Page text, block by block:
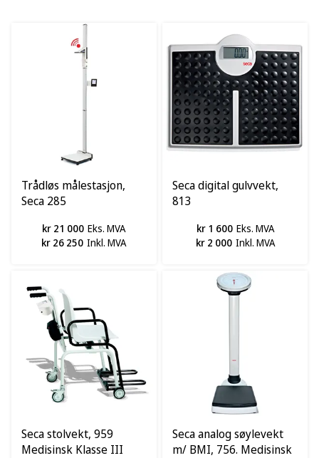
Trådløs målestasjon,
Seca 285
kr 21 000 Eks. MVA
kr 26 250 Inkl. MVA
Seca digital gulvvekt,
813
kr 1 600 Eks. MVA
kr 2 000 Inkl. MVA
Seca stolvekt, 959
Medisinsk Klasse III
Seca analog søylevekt
m/ BMI, 756. Medisinsk